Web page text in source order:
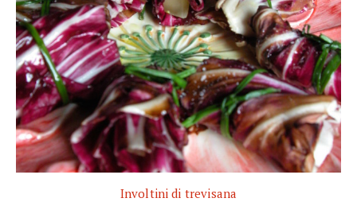
Involtini di trevisana